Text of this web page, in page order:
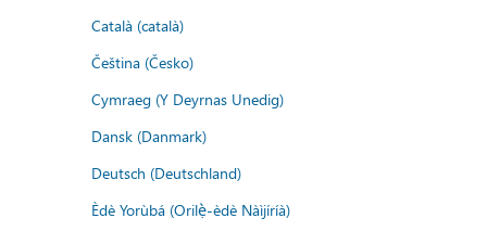
Català (català)
Čeština (Česko)
Cymraeg (Y Deyrnas Unedig)
Dansk (Danmark)
Deutsch (Deutschland)
Èdè Yorùbá (Orilẹ̀-èdè Nàìjíríà)